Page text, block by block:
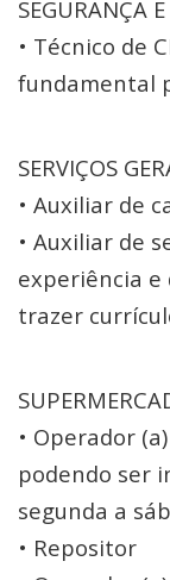
SEGURANÇA
• Técnico de
fundamental
SERVIÇOS
• Auxiliar de
• Auxiliar de
experiência e
trazer
• Operador
podendo ser
segunda a
• Repositor